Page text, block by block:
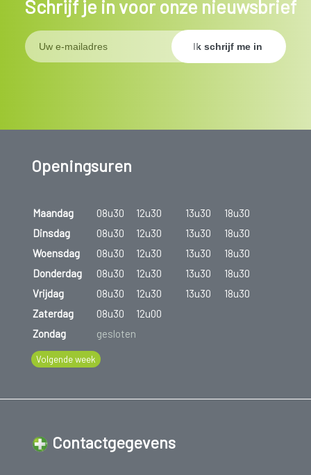
Schrijf je in voor onze nieuwsbrief
Openingsuren
Maandag 08u30 12u30 13u30
18u30
Dinsdag
08u30 12u30 13u30
18u30
Woensdag
08u30 12u30 13u30
18u30
Donderdag
08u30 12u30 13u30
18u30
Vrijdag
08u30 12u30 13u30
18u30
Zaterdag
08u30
12u00
Zondag
gesloten
Volgende week
Contactgegevens